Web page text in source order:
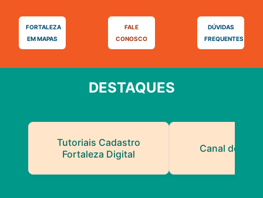
FORTALEZA
EM MAPAS
FALE
CONOSCO
DÚVIDAS
FREQUENTES
DESTAQUES
Tutoriais Cadastro
Fortaleza Digital
Canal do